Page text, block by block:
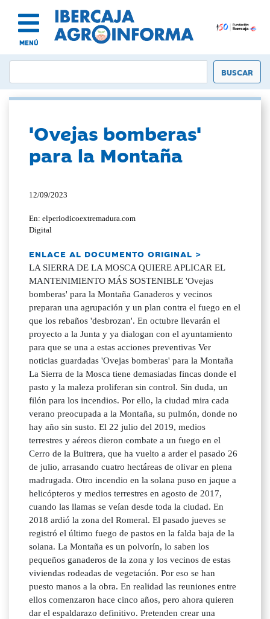
MENÚ
'Ovejas bomberas'
para la Montaña
12/09/2023
En: elperiodicoextremadura.com
Digital
ENLACE AL DOCUMENTO ORIGINAL >
LA SIERRA DE LA MOSCA QUIERE APLICAR EL
MANTENIMIENTO MÁS SOSTENIBLE 'Ovejas
bomberas' para la Montaña Ganaderos y vecinos
preparan una agrupación y un plan contra el fuego en el
que los rebaños 'desbrozan'. En octubre llevarán el
proyecto a la Junta y ya dialogan con el ayuntamiento
para que se una a estas acciones preventivas Ver
noticias guardadas 'Ovejas bomberas' para la Montaña
La Sierra de la Mosca tiene demasiadas fincas donde el
pasto y la maleza proliferan sin control. Sin duda, un
filón para los incendios. Por ello, la ciudad mira cada
verano preocupada a la Montaña, su pulmón, donde no
hay año sin susto. El 22 julio del 2019, medios
terrestres y aéreos dieron combate a un fuego en el
Cerro de la Buitrera, que ha vuelto a arder el pasado 26
de julio, arrasando cuatro hectáreas de olivar en plena
madrugada. Otro incendio en la solana puso en jaque a
helicópteros y medios terrestres en agosto de 2017,
cuando las llamas se veían desde toda la ciudad. En
2018 ardió la zona del Romeral. El pasado jueves se
registró el último fuego de pastos en la falda baja de la
solana. La Montaña es un polvorín, lo saben los
pequeños ganaderos de la zona y los vecinos de estas
viviendas rodeadas de vegetación. Por eso se han
puesto manos a la obra. En realidad las reuniones entre
ellos comenzaron hace cinco años, pero ahora quieren
dar el espaldarazo definitivo. Pretenden crear una